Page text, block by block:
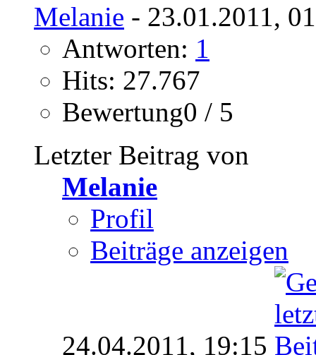
Melanie - 23.01.2011,
Antworten: 1
Hits: 27.767
Bewertung0 / 5
Letzter Beitrag von
Melanie
Profil
Beiträge anzeigen
24.04.2011, 19:15